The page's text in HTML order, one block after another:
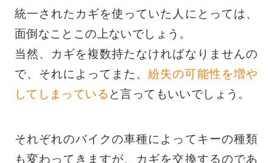
統一されたカギを使っていた人にとっては、
面倒なことこの上ないでしょう。
当然、カギを複数持たなければなりませんの
で、それによってまた、紛失の可能性を増や
してしまっている と言ってもいいでしょう。
それぞれのバイクの車種によってキーの種類
も変わってきますが、カギを交換するのであ